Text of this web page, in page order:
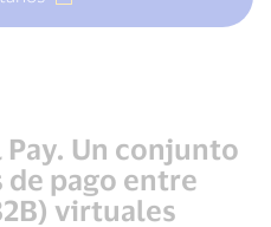
Un conjunto
pago entre
virtuales